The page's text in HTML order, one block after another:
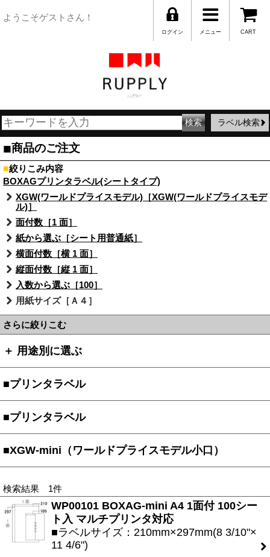
ようこそゲストさん！
CART
メニュー
ログイン
ラベル検索
■商品のご注文
■絞りこみ内容
BOXAGプリンタラベル(シートタイプ)
XGW(ワールドプライスモデル)［XGW(ワールドプライスモデ
ル)］
面付数［1 面］
紙から選ぶ［シート用普通紙］
横面付数［横 1 面］
縦面付数［縦 1 面］
入数から選ぶ［100］
用紙サイズ［Ａ４］
さらに絞りこむ
＋ 用途別に選ぶ
■プリンタラベル
■プリンタラベル
■XGW-mini（ワールドプライスモデル小口）
検索結果 1件
WP00101 BOXAG-mini A4 1面付 100シー
ト入 マルチプリンタ対応
■ラベルサイズ：210mm×297mm(8 3/10"×
11 4/6")